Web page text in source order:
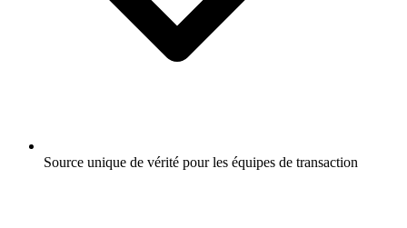
Source unique de vérité pour les équipes de transaction